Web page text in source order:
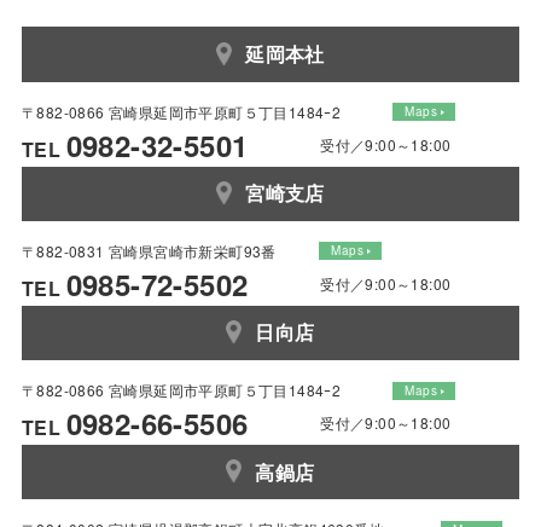
延岡本社
〒882-0866 宮崎県延岡市平原町５丁目1484ｰ2 Maps
TEL 0982-32-5501 受付／9:00～18:00
宮崎支店
〒882-0831 宮崎県宮崎市新栄町93番 Maps
TEL 0985-72-5502 受付／9:00～18:00
日向店
〒882-0866 宮崎県延岡市平原町５丁目1484ｰ2 Maps
TEL 0982-66-5506 受付／9:00～18:00
高鍋店